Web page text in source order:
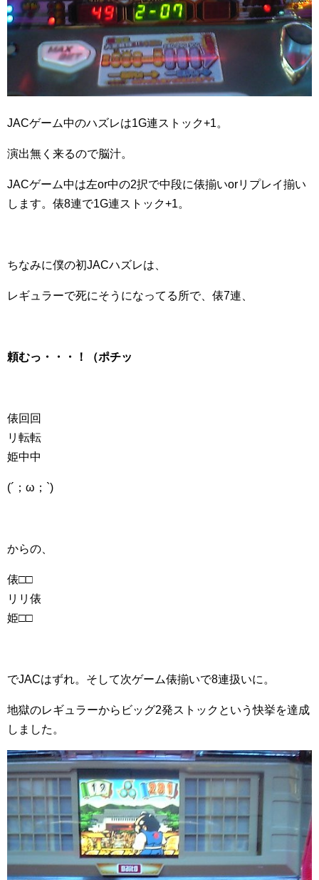
JACゲーム中のハズレは1G連ストック+1。
演出無く来るので脳汁。
JACゲーム中は左or中の2択で中段に俵揃いorリプレイ揃い
します。俵8連で1G連ストック+1。
ちなみに僕の初JACハズレは、
レギュラーで死にそうになってる所で、俵7連、
頼むっ・・・！（ポチッ
俵回回
リ転転
姫中中
(´；ω；`)
からの、
俵□□
リリ俵
姫□□
でJACはずれ。そして次ゲーム俵揃いで8連扱いに。
地獄のレギュラーからビッグ2発ストックという快挙を達成
しました。